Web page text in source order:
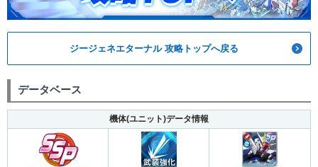
ジージェネエターナル 攻略トップへ戻る
データベース
機体(ユニット)データ情報